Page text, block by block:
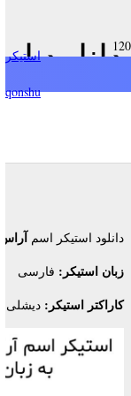
qonshu@
دانلود
دانلود استیکر اسمآراس
زبان استیکر: فارسی
کاراکتر استیکر: دیشلی